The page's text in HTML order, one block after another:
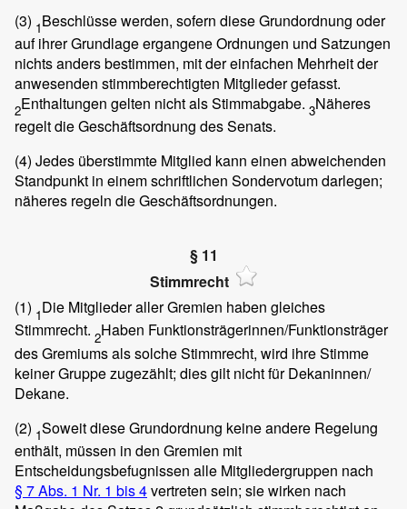
(3) 1Beschlüsse werden, sofern diese Grundordnung oder
auf ihrer Grundlage ergangene Ordnungen und Satzungen
nichts anders bestimmen, mit der einfachen Mehrheit der
anwesenden stimmberechtigten Mitglieder gefasst.
2Enthaltungen gelten nicht als Stimmabgabe. 3Näheres
regelt die Geschäftsordnung des Senats.
(4) Jedes überstimmte Mitglied kann einen abweichenden
Standpunkt in einem schriftlichen Sondervotum darlegen;
näheres regeln die Geschäftsordnungen.
§ 11
Stimmrecht
(1) 1Die Mitglieder aller Gremien haben gleiches
Stimmrecht. 2Haben Funktionsträgerinnen/Funktionsträger
des Gremiums als solche Stimmrecht, wird ihre Stimme
keiner Gruppe zugezählt; dies gilt nicht für Dekaninnen/
Dekane.
(2) 1Soweit diese Grundordnung keine andere Regelung
enthält, müssen in den Gremien mit
Entscheidungsbefugnissen alle Mitgliedergruppen nach
§ 7 Abs. 1 Nr. 1 bis 4vertreten sein; sie wirken nach